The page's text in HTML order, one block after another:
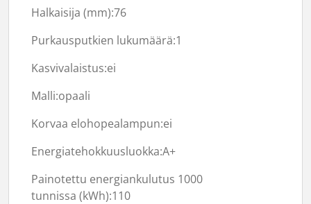
Halkaisija (mm):76
Purkausputkien lukumäärä:1
Kasvivalaistus:ei
Malli:opaali
Korvaa elohopealampun:ei
Energiatehokkuusluokka:A+
Painotettu energiankulutus 1000
tunnissa (kWh):110